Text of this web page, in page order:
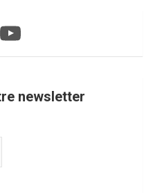
YouTube
newsletter